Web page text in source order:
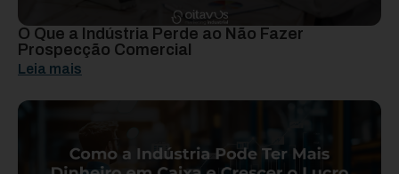
O Que a Indústria Perde ao Não Fazer
Prospecção Comercial
Leia mais